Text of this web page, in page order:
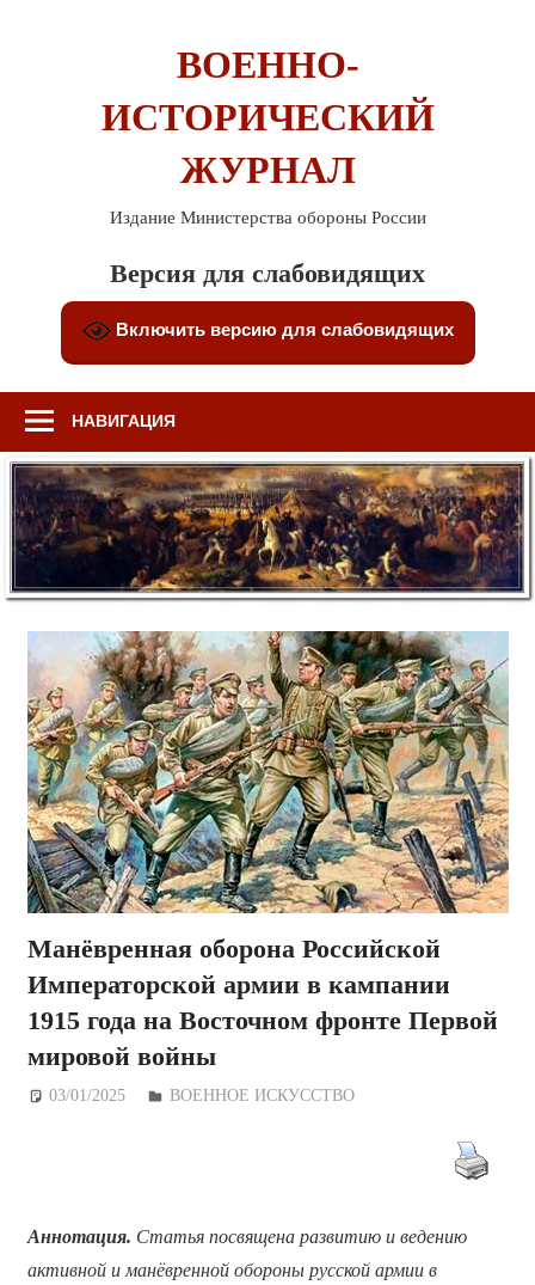
ВОЕННО-
ИСТОРИЧЕСКИЙ
ЖУРНАЛ
Издание Министерства обороны России
Версия для слабовидящих
Включить версию для слабовидящих
НАВИГАЦИЯ
Манёвренная оборона Российской
Императорской армии в кампании
1915 года на Восточном фронте Первой
мировой войны
03/01/2025 Дежурный по Редакции
ВОЕННОЕ ИСКУССТВО
Аннотация. Статья посвящена развитию и ведению
активной и манёвренной обороны русской армии в